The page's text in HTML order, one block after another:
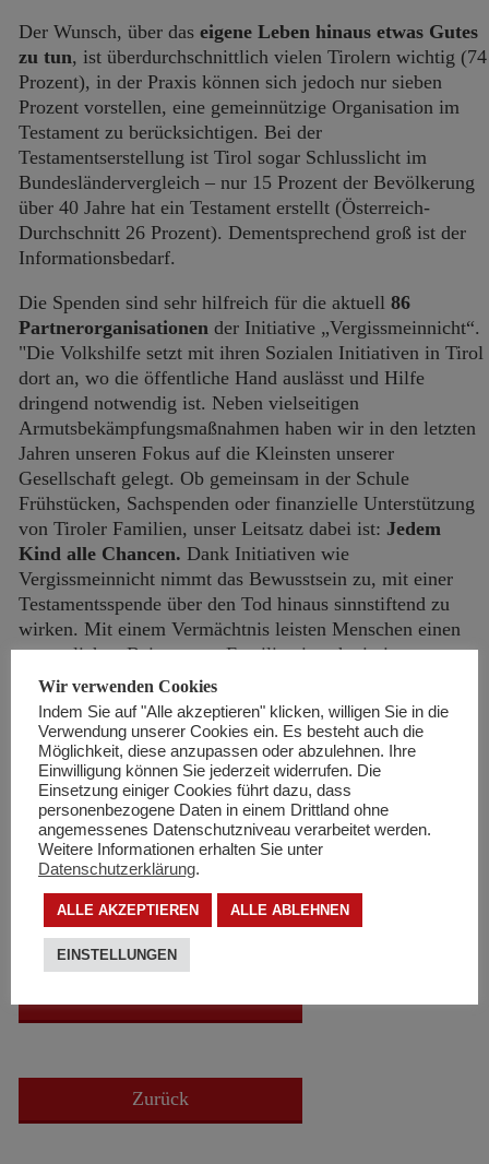
Der Wunsch, über das eigene Leben hinaus etwas Gutes
zu tun, ist überdurchschnittlich vielen Tirolern wichtig (74
Prozent), in der Praxis können sich jedoch nur sieben
Prozent vorstellen, eine gemeinnützige Organisation im
Testament zu berücksichtigen. Bei der
Testamentserstellung ist Tirol sogar Schlusslicht im
Bundesländervergleich – nur 15 Prozent der Bevölkerung
über 40 Jahre hat ein Testament erstellt (Österreich-
Durchschnitt 26 Prozent). Dementsprechend groß ist der
Informationsbedarf.
Die Spenden sind sehr hilfreich für die aktuell 86
Partnerorganisationen der Initiative „Vergissmeinnicht“.
"Die Volkshilfe setzt mit ihren Sozialen Initiativen in Tirol
dort an, wo die öffentliche Hand auslässt und Hilfe
dringend notwendig ist. Neben vielseitigen
Armutsbekämpfungsmaßnahmen haben wir in den letzten
Jahren unseren Fokus auf die Kleinsten unserer
Gesellschaft gelegt. Ob gemeinsam in der Schule
Frühstücken, Sachspenden oder finanzielle Unterstützung
von Tiroler Familien, unser Leitsatz dabei ist: Jedem
Kind alle Chancen. Dank Initiativen wie
Vergissmeinnicht nimmt das Bewusstsein zu, mit einer
Testamentsspende über den Tod hinaus sinnstiftend zu
wirken. Mit einem Vermächtnis leisten Menschen einen
wesentlichen Beitrag, um Familien in schwierigen
Ausnahmesituationen rasch und unbürokratisch zu
unterstützen“, betont Kerstin Egger,
Landesgeschäftsführerin der Volkshilfe.
Foto v.l.n.r.: MMag. Franz Tichy (GF slw – soziale
Dienste der Kapuziner), Notarsubstitut Mag. Martin
Oberhammer und Kerstin Egger, MSc. MBA (GF
Volkshilfe Tirol) sowie Vergissmeinnicht-Projektleiter
Mag. Markus Aichelburg
"Vergissmeinnicht – Die Initiative für das gute
Testament“:
Zurück
Wir verwenden Cookies
Indem Sie auf "Alle akzeptieren" klicken, willigen Sie in die
Verwendung unserer Cookies ein. Es besteht auch die
Möglichkeit, diese anzupassen oder abzulehnen. Ihre
Einwilligung können Sie jederzeit widerrufen. Die
Einsetzung einiger Cookies führt dazu, dass
personenbezogene Daten in einem Drittland ohne
angemessenes Datenschutzniveau verarbeitet werden.
Weitere Informationen erhalten Sie unter
Datenschutzerklärung.
ALLE AKZEPTIEREN ALLE ABLEHNEN
EINSTELLUNGEN